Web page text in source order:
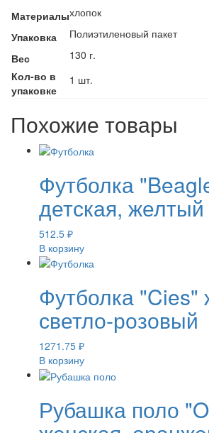
Материалыхлопок
Упаковка
Полиэтиленовый пакет
Вес
130 г.
Кол-во в
упаковке
1 шт.
Похожие товары
Футболка
детская, желтый
512.5 ₽
В корзину
Футболка "Cies"
светло-розовый
1271.75 ₽
В корзину
Рубашка поло